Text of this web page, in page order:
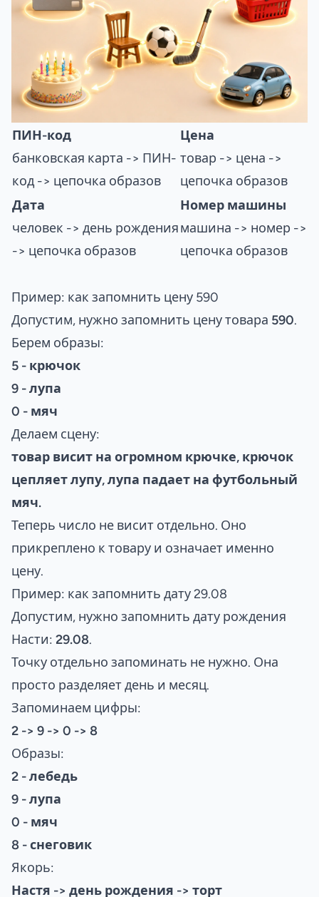
ПИН-код
банковская карта -> ПИН-
код -> цепочка образов
Цена
товар -> цена ->
цепочка образов
Дата
человек -> день рождения
-> цепочка образов
Номер машины
машина -> номер ->
цепочка образов
Пример: как запомнить цену 590
Допустим, нужно запомнить цену товара 590
Берем образы:
5 - крючок
9 - лупа
0 - мяч
Делаем сцену:
товар висит на огромном крючке, крючок
цепляет лупу, лупа падает на футбольный
мяч.
Теперь число не висит отдельно. Оно
прикреплено к товару и означает именно
цену.
Пример: как запомнить дату 29.08
Допустим, нужно запомнить дату рождения
Насти: 29.08
Точку отдельно запоминать не нужно. Она
просто разделяет день и месяц.
Запоминаем цифры:
2 -> 9 -> 0 -> 8
Образы:
2 - лебедь
9 - лупа
0 - мяч
8 - снеговик
Якорь:
Настя -> день рождения -> торт